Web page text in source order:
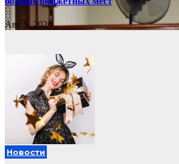
Авг 5, 2026
Новости